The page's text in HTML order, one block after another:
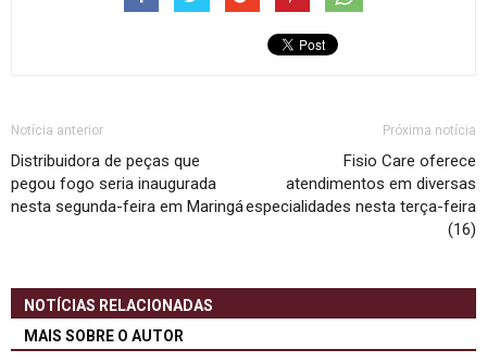
Notícia anterior
Distribuidora de peças que
pegou fogo seria inaugurada
nesta segunda-feira em Maringá
Próxima notícia
Fisio Care oferece
atendimentos em diversas
especialidades nesta terça-feira
(16)
NOTÍCIAS RELACIONADAS
MAIS SOBRE O AUTOR